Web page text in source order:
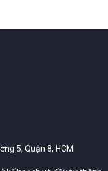
5, Quận 8, HCM